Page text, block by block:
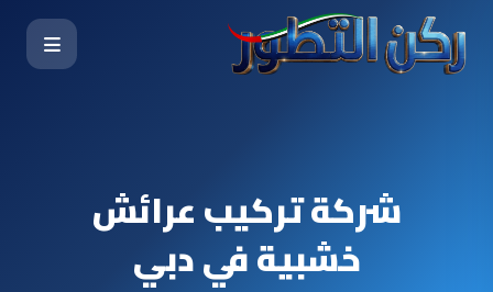
شركة تركيب عرائش
خشبية في دبي